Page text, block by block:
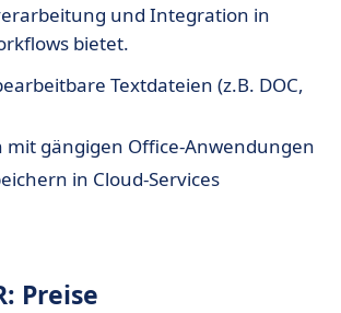
und Integration in
bietet.
Textdateien (z.B. DOC,
gängigen Office-Anwendungen
in Cloud-Services
Preise